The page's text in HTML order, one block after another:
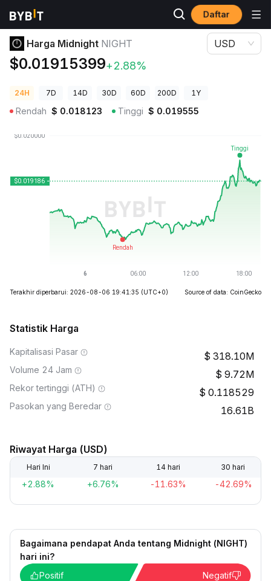
Daftar
Harga Kripto
Harga Midnight NIGHT
$0.01915399+2.88%
USD
24H 7D 14D 30D 60D 200D 1Y
Rendah $ 0.018123 Tinggi $ 0.019555
Terakhir diperbarui: 2026-08-06 19:41:35 (UTC+0) Source of data: CoinGecko
Statistik Harga
Kapitalisasi Pasar 318.10M
Volume 24 Jam 9.72M
Rekor tertinggi (ATH) 0.118529
Pasokan yang Beredar 16.61B
Riwayat Harga (USD)
Hari Ini 7 hari 14 hari 30 hari
+2.88% +6.76% -11.63% -42.69%
Bagaimana pendapat Anda tentang Midnight (NIGHT)
hari ini?
Positif
Negatif